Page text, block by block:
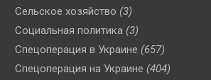
Сельское хозяйство (3)
Социальная политика (3)
Спецоперация в Украине (657)
Спецоперация на Украине (404)